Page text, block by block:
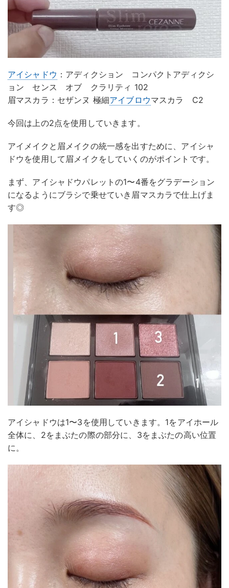
アイシャドウ ：アディクション コンパクトアディクシ
ョン センス オブ クラリティ 102
眉マスカラ：セザンヌ 極細アイブロウマスカラ C2
今回は上の2点を使用していきます。
アイメイクと眉メイクの統一感を出すために、アイシャ
ドウを使用して眉メイクをしていくのがポイントです。
まず、アイシャドウパレットの1〜4番をグラデーション
になるようにブラシで乗せていき眉マスカラで仕上げま
す◎
アイシャドウは1〜3を使用していきます。1をアイホール
全体に、2をまぶたの際の部分に、3をまぶたの高い位置
に。